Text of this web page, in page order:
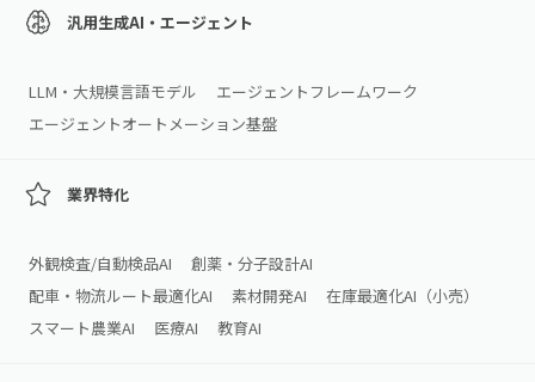
汎用生成AI・エージェント
LLM・大規模言語モデル
エージェントフレームワーク
エージェントオートメーション基盤
業界特化
外観検査/自動検品AI
創薬・分子設計AI
配車・物流ルート最適化AI
素材開発AI
在庫最適化AI（小売）
スマート農業AI
医療AI 教育AI